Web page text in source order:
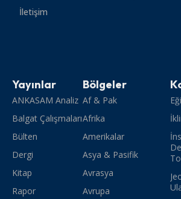
İletişim
Yayınlar
ANKASAM Analiz
Balgat Çalışmaları
Bülten
Dergi
Kitap
Rapor
Bölgeler
Af & Pak
Afrika
Amerikalar
Asya & Pasifik
Avrasya
Avrupa